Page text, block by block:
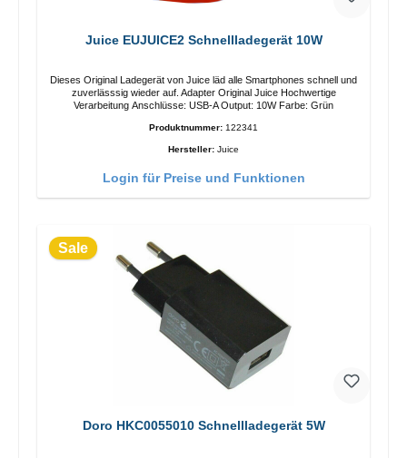
Juice EUJUICE2 Schnellladegerät 10W
Dieses Original Ladegerät von Juice läd alle Smartphones schnell und
zuverlässsig wieder auf. Adapter Original Juice Hochwertige
Verarbeitung Anschlüsse: USB-A Output: 10W Farbe: Grün
Produktnummer: 122341
Hersteller: Juice
Login für Preise und Funktionen
Sale
Doro HKC0055010 Schnellladegerät 5W